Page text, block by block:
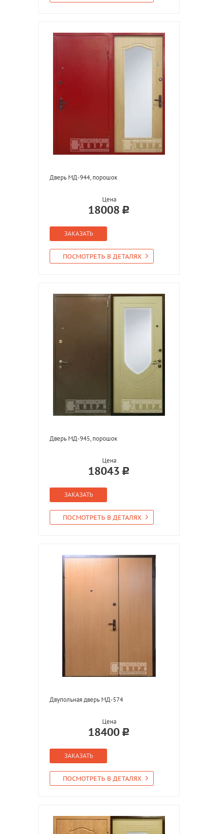
Дверь МД-944, порошок
Цена
18008
ЗАКАЗАТЬ
ПОСМОТРЕТЬ В ДЕТАЛЯХ
Дверь МД-945, порошок
Цена
18043
ЗАКАЗАТЬ
ПОСМОТРЕТЬ В ДЕТАЛЯХ
Двупольная дверь МД-574
Цена
18400
ЗАКАЗАТЬ
ПОСМОТРЕТЬ В ДЕТАЛЯХ